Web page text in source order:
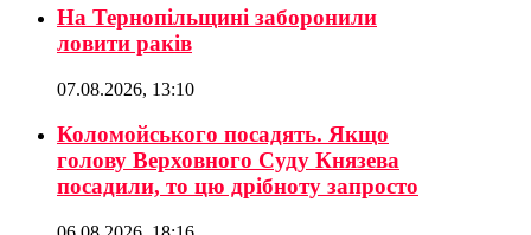
На Тернопільщині заборонили
ловити раків
07.08.2026, 13:10
Коломойського посадять. Якщо
голову Верховного Суду Князева
посадили, то цю дрібноту запросто